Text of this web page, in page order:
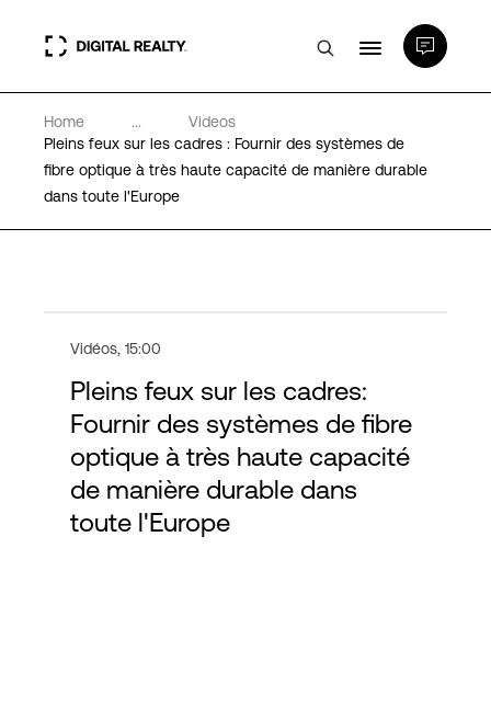
Data Centers
PlatformDIGITAL®
Expertise et ressources
A propos de nous
Language
Home ...
Videos
Pleins feux sur les cadres : Fournir des systèmes de
fibre optique à très haute capacité de manière durable
dans toute l'Europe
Vidéos, 15:00
Pleins feux sur les cadres:
Fournir des systèmes de fibre
optique à très haute capacité
de manière durable dans
toute l'Europe